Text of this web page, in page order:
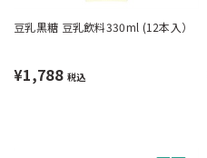
豆乳黒糖 豆乳飲料330ml (12本入）
¥1,788 税込